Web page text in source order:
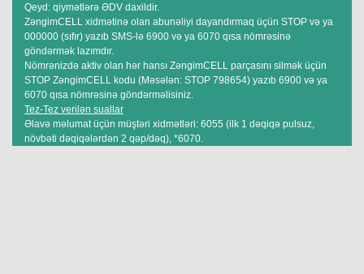
Qeyd: qiymətlərə ƏDV daxildir.
ZəngimCELL xidmətinə olan abunəliyi dayandırmaq üçün STOP və ya
000000 (sıfır) yazıb SMS-lə 6900 və ya 6070 qısa nömrəsinə
göndərmək lazımdır.
Nömrənizdə aktiv olan hər hansı ZəngimCELL parçasını silmək üçün
STOP ZəngimCELL kodu (Məsələn: STOP 798654) yazıb 6900 və ya
6070 qısa nömrəsinə göndərməlisiniz.
Tez-Tez verilən suallar
Əlavə məlumat üçün müştəri xidmətləri: 6055 (ilk 1 dəqiqə pulsuz,
növbəti dəqiqələrdən 2 qəp/dəq), *6070.